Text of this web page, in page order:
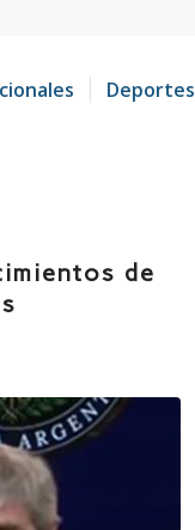
Deportes
de